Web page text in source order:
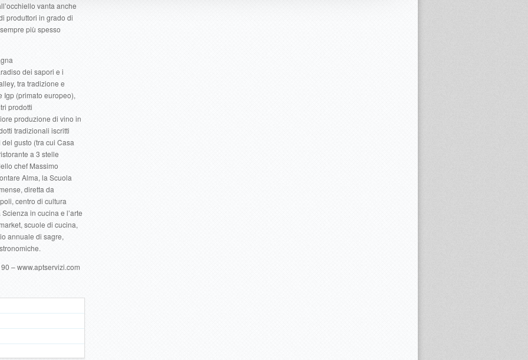
vanta anche
produttori in grado di
più spesso
dei sapori e i
tra tradizione e
Igp (primato europeo),
prodotti
produzione di vino in
tradizionali iscritti
gusto (tra cui Casa
a 3 stelle
chef Massimo
Alma, la Scuola
diretta da
centro di cultura
in cucina e l’arte
scuole di cucina,
annuale di sagre,
– www.aptservizi.com